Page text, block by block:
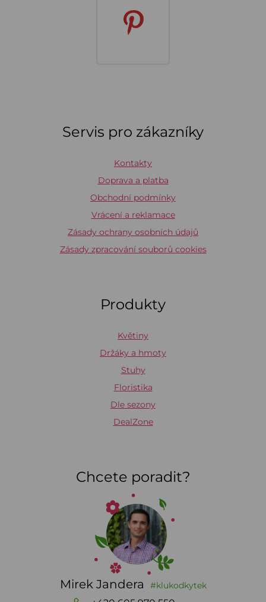
Servis pro zákazníky
Kontakty
Doprava a platba
Obchodní podmínky
Vrácení a reklamace
Zásady ochrany osobních údajů
Zásady zpracování souborů cookies
Produkty
Květiny
Držáky a hmoty
Stuhy
Floristika
Dle sezony
DealZone
Chcete poradit?
Mirek Jandera #klukodkytek